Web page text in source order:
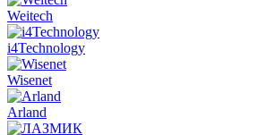
Weitech
i4Technology
Wisenet
Arland